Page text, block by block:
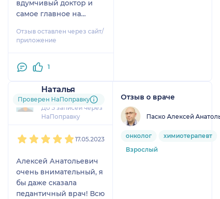
вдумчивый доктор и
самое главное на
возникающие вопросы
Отзыв оставлен через сайт/
приложение
1
Наталья
1 отзыв
До 5 записей через
НаПоправку
Проверен НаПоправку
17.05.2023
Алексей Анатольевич
очень внимательный, я
бы даже сказала
педантичный врач! Всю
Отзыв о враче
Паско Алексей
онколог
химиотерапевт
Взрослый